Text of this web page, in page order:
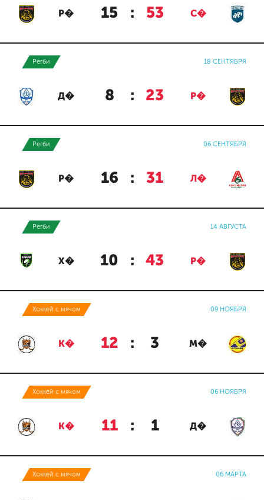
Р� 15 : 53 С�
Регби 18 СЕНТЯБРЯ
Д� 8 : 23 Р�
Регби 06 СЕНТЯБРЯ
Р� 16 : 31 Л�
Регби 14 АВГУСТА
Х� 10 : 43 Р�
Хоккей с мячом 09 НОЯБРЯ
К� 12 : 3 М�
Хоккей с мячом 06 НОЯБРЯ
К� 11 : 1 Д�
Хоккей с мячом 06 МАРТА